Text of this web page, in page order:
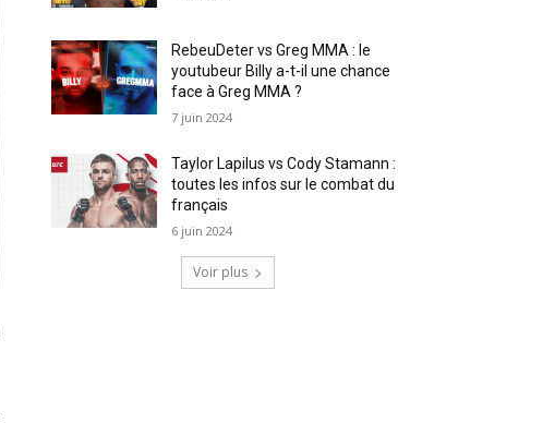
RebeuDeter vs Greg MMA : le
youtubeur Billy a-t-il une chance
face à Greg MMA ?
7 juin 2024
Taylor Lapilus vs Cody Stamann :
toutes les infos sur le combat du
français
6 juin 2024
Voir plus